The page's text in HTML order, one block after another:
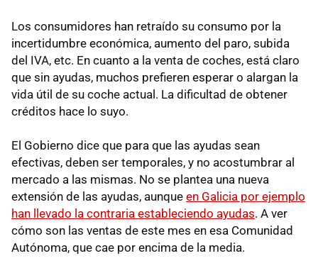
Los consumidores han retraído su consumo por la
incertidumbre económica, aumento del paro, subida
del IVA, etc. En cuanto a la venta de coches, está claro
que sin ayudas, muchos prefieren esperar o alargan la
vida útil de su coche actual. La dificultad de obtener
créditos hace lo suyo.
El Gobierno dice que para que las ayudas sean
efectivas, deben ser temporales, y no acostumbrar al
mercado a las mismas. No se plantea una nueva
extensión de las ayudas, aunque en Galicia por ejemplo
han llevado la contraria estableciendo ayudas. A ver
cómo son las ventas de este mes en esa Comunidad
Autónoma, que cae por encima de la media.